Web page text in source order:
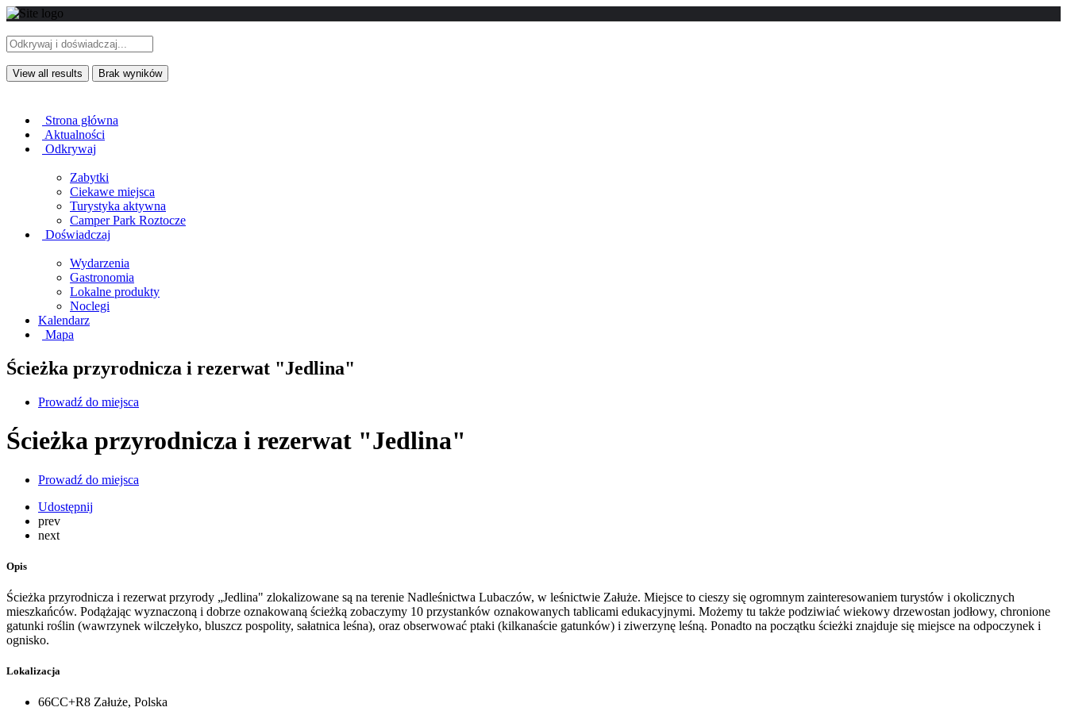
View all results Brak wyników
Strona główna
Aktualności
Odkrywaj
Zabytki
Ciekawe miejsca
Turystyka aktywna
Camper Park Roztocze
Doświadczaj
Wydarzenia
Gastronomia
Lokalne produkty
Noclegi
Kalendarz
Mapa
Ścieżka przyrodnicza i rezerwat "Jedlina"
Prowadź do miejsca
Ścieżka przyrodnicza i rezerwat "Jedlina"
Prowadź do miejsca
Udostępnij
prev
next
Opis
Ścieżka przyrodnicza i rezerwat przyrody „Jedlina" zlokalizowane są na terenie Nadleśnictwa Lubaczów, w leśnictwie Załuże. Miejsce to cieszy się ogromnym zainteresowaniem turystów i okolicznych
mieszkańców. Podążając wyznaczoną i dobrze oznakowaną ścieżką zobaczymy 10 przystanków oznakowanych tablicami edukacyjnymi. Możemy tu także podziwiać wiekowy drzewostan jodłowy, chronione
gatunki roślin (wawrzynek wilczełyko, bluszcz pospolity, sałatnica leśna), oraz obserwować ptaki (kilkanaście gatunków) i ziwerzynę leśną. Ponadto na początku ścieżki znajduje się miejsce na odpoczynek i
ognisko.
Lokalizacja
66CC+R8 Załuże, Polska